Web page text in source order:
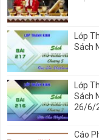
Lớp
Sách
Lớp
Sách
26/6/
Cáo